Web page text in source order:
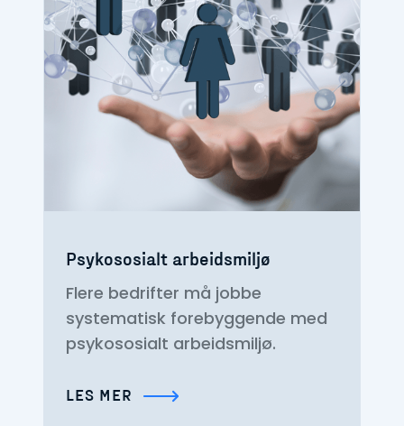
Psykososialt arbeidsmiljø
Flere bedrifter må jobbe
systematisk forebyggende med
psykososialt arbeidsmiljø.
LES MER